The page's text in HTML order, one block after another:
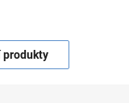
produkty